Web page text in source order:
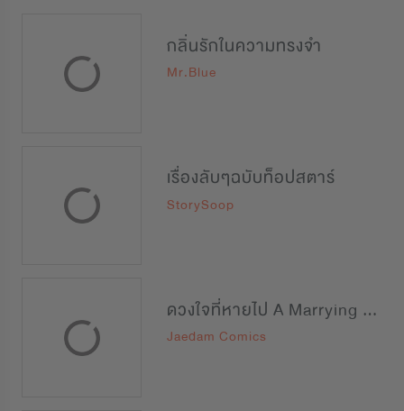
กลิ่นรักในความทรงจำ
Mr.Blue
เรื่องลับๆฉบับท็อปสตาร์
StorySoop
ดวงใจที่หายไป A Marrying Man
Jaedam Comics